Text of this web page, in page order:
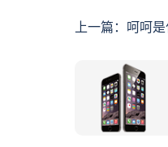
上一篇： 呵呵